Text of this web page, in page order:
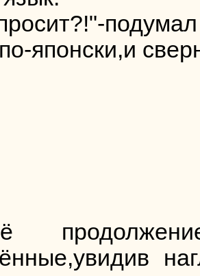
японски,и